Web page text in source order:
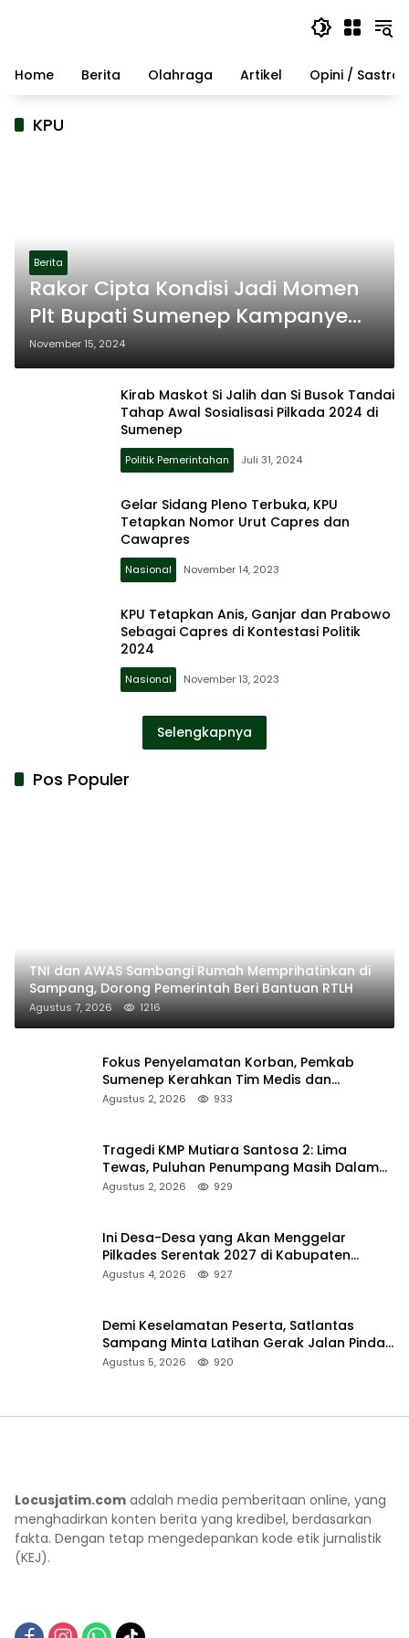
Home
Berita Olahraga Artikel Opini / Sastra
KPU
Berita
Rakor Cipta Kondisi Jadi Momen
Plt Bupati Sumenep Kampanye
Pilkada Damai
November 15, 2024
Kirab Maskot Si Jalih dan Si Busok Tandai
Tahap Awal Sosialisasi Pilkada 2024 di
Sumenep
Politik Pemerintahan Juli 31, 2024
Gelar Sidang Pleno Terbuka, KPU
Tetapkan Nomor Urut Capres dan
Cawapres
Nasional November 14, 2023
KPU Tetapkan Anis, Ganjar dan Prabowo
Sebagai Capres di Kontestasi Politik
2024
Nasional November 13, 2023
Selengkapnya
Pos Populer
TNI dan AWAS Sambangi Rumah Memprihatinkan di
Sampang, Dorong Pemerintah Beri Bantuan RTLH
Agustus 7, 2026 1216
Fokus Penyelamatan Korban, Pemkab
Sumenep Kerahkan Tim Medis dan
Ambulans ke Pelabuhan Kalianget
Agustus 2, 2026 933
Tragedi KMP Mutiara Santosa 2: Lima
Tewas, Puluhan Penumpang Masih Dalam
Pencarian
Agustus 2, 2026 929
Ini Desa-Desa yang Akan Menggelar
Pilkades Serentak 2027 di Kabupaten
Sumenep
Agustus 4, 2026 927
Demi Keselamatan Peserta, Satlantas
Sampang Minta Latihan Gerak Jalan Pindah
ke Lokasi Aman
Agustus 5, 2026 920
Locusjatim.com adalah media pemberitaan online, yang
menghadirkan konten berita yang kredibel, berdasarkan
fakta. Dengan tetap mengedepankan kode etik jurnalistik
(KEJ).